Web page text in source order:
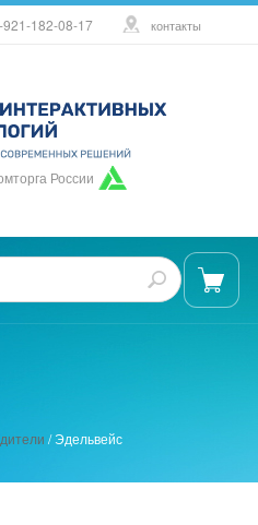
921-182-08-17 контакты
России
/Эдельвейс